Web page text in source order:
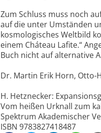
Zum Schluss muss noch
auf die unter Umständen
kosmologisches Weltbild
einem Cháteau Lafite.“
Buch nicht auf alternative
Dr. Martin Erik Horn, Otto-
H. Hetznecker:
Vom heißen Urknall zum
Spektrum Akademischer
ISBN 9783827418487